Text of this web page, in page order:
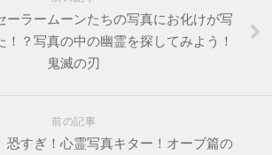
ーラームーンたちの写真にお化けが写
！？写真の中の幽霊を探してみよう！
鬼滅の刃
前の記事
恐すぎ！心霊写真キター！オーブ篇の